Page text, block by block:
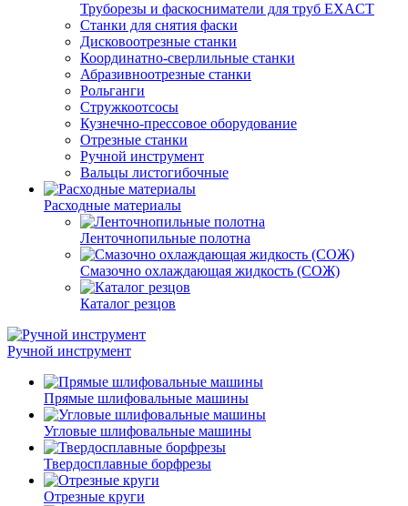
Труборезы и фаскосниматели для труб EXACT
Станки для снятия фаски
Дисковоотрезные станки
Координатно-сверлильные станки
Абразивноотрезные станки
Рольганги
Стружкоотсосы
Кузнечно-прессовое оборудование
Отрезные станки
Ручной инструмент
Вальцы листогибочные
Расходные материалы
Ленточнопильные полотна
Смазочно охлаждающая жидкость (СОЖ)
Каталог резцов
Ручной инструмент
Прямые шлифовальные машины
Угловые шлифовальные машины
Твердосплавные борфрезы
Отрезные круги